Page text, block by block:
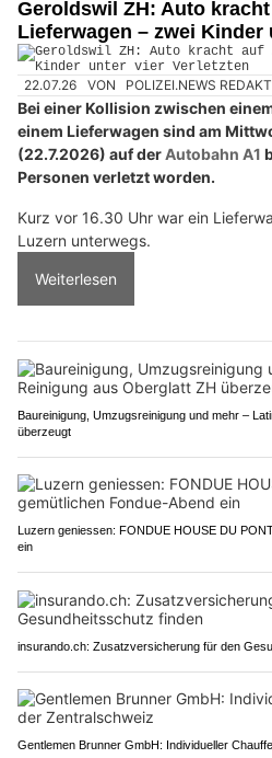
Geroldswil ZH: Auto
Lieferwagen – zwei Kinder
22.07.26 VON POLIZEI.NEWS
Bei einer Kollision zwischen
einem Lieferwagen sind am
(22.7.2026) auf derAutobahn A1
Personen verletzt worden.
Kurz vor 16.30 Uhr war ein
Luzern unterwegs.
Weiterlesen
Baureinigung, Umzugsreinigung und mehr –
überzeugt
Luzern geniessen: FONDUE HOUSE DU
ein
insurando.ch: Zusatzversicherung für den
Gentlemen Brunner GmbH: Individueller